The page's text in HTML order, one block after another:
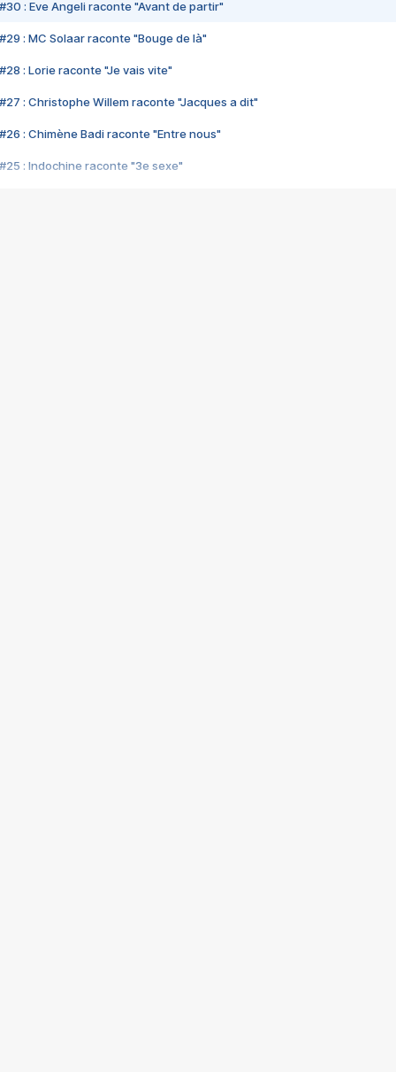
#30 : Eve Angeli raconte "Avant de partir"
#29 : MC Solaar raconte "Bouge de là"
#28 : Lorie raconte "Je vais vite"
#27 : Christophe Willem raconte "Jacques a dit"
#26 : Chimène Badi raconte "Entre nous"
#25 : Indochine raconte "3e sexe"